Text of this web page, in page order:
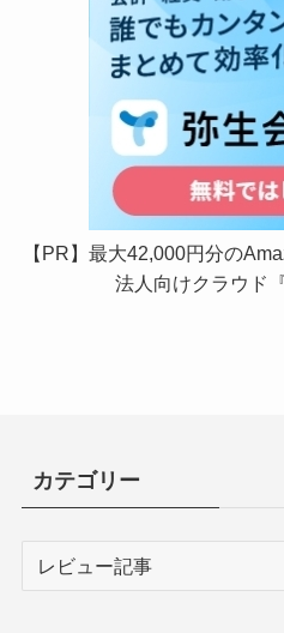
【PR】最大42,000円分の
法人向けクラウド
カテゴリー